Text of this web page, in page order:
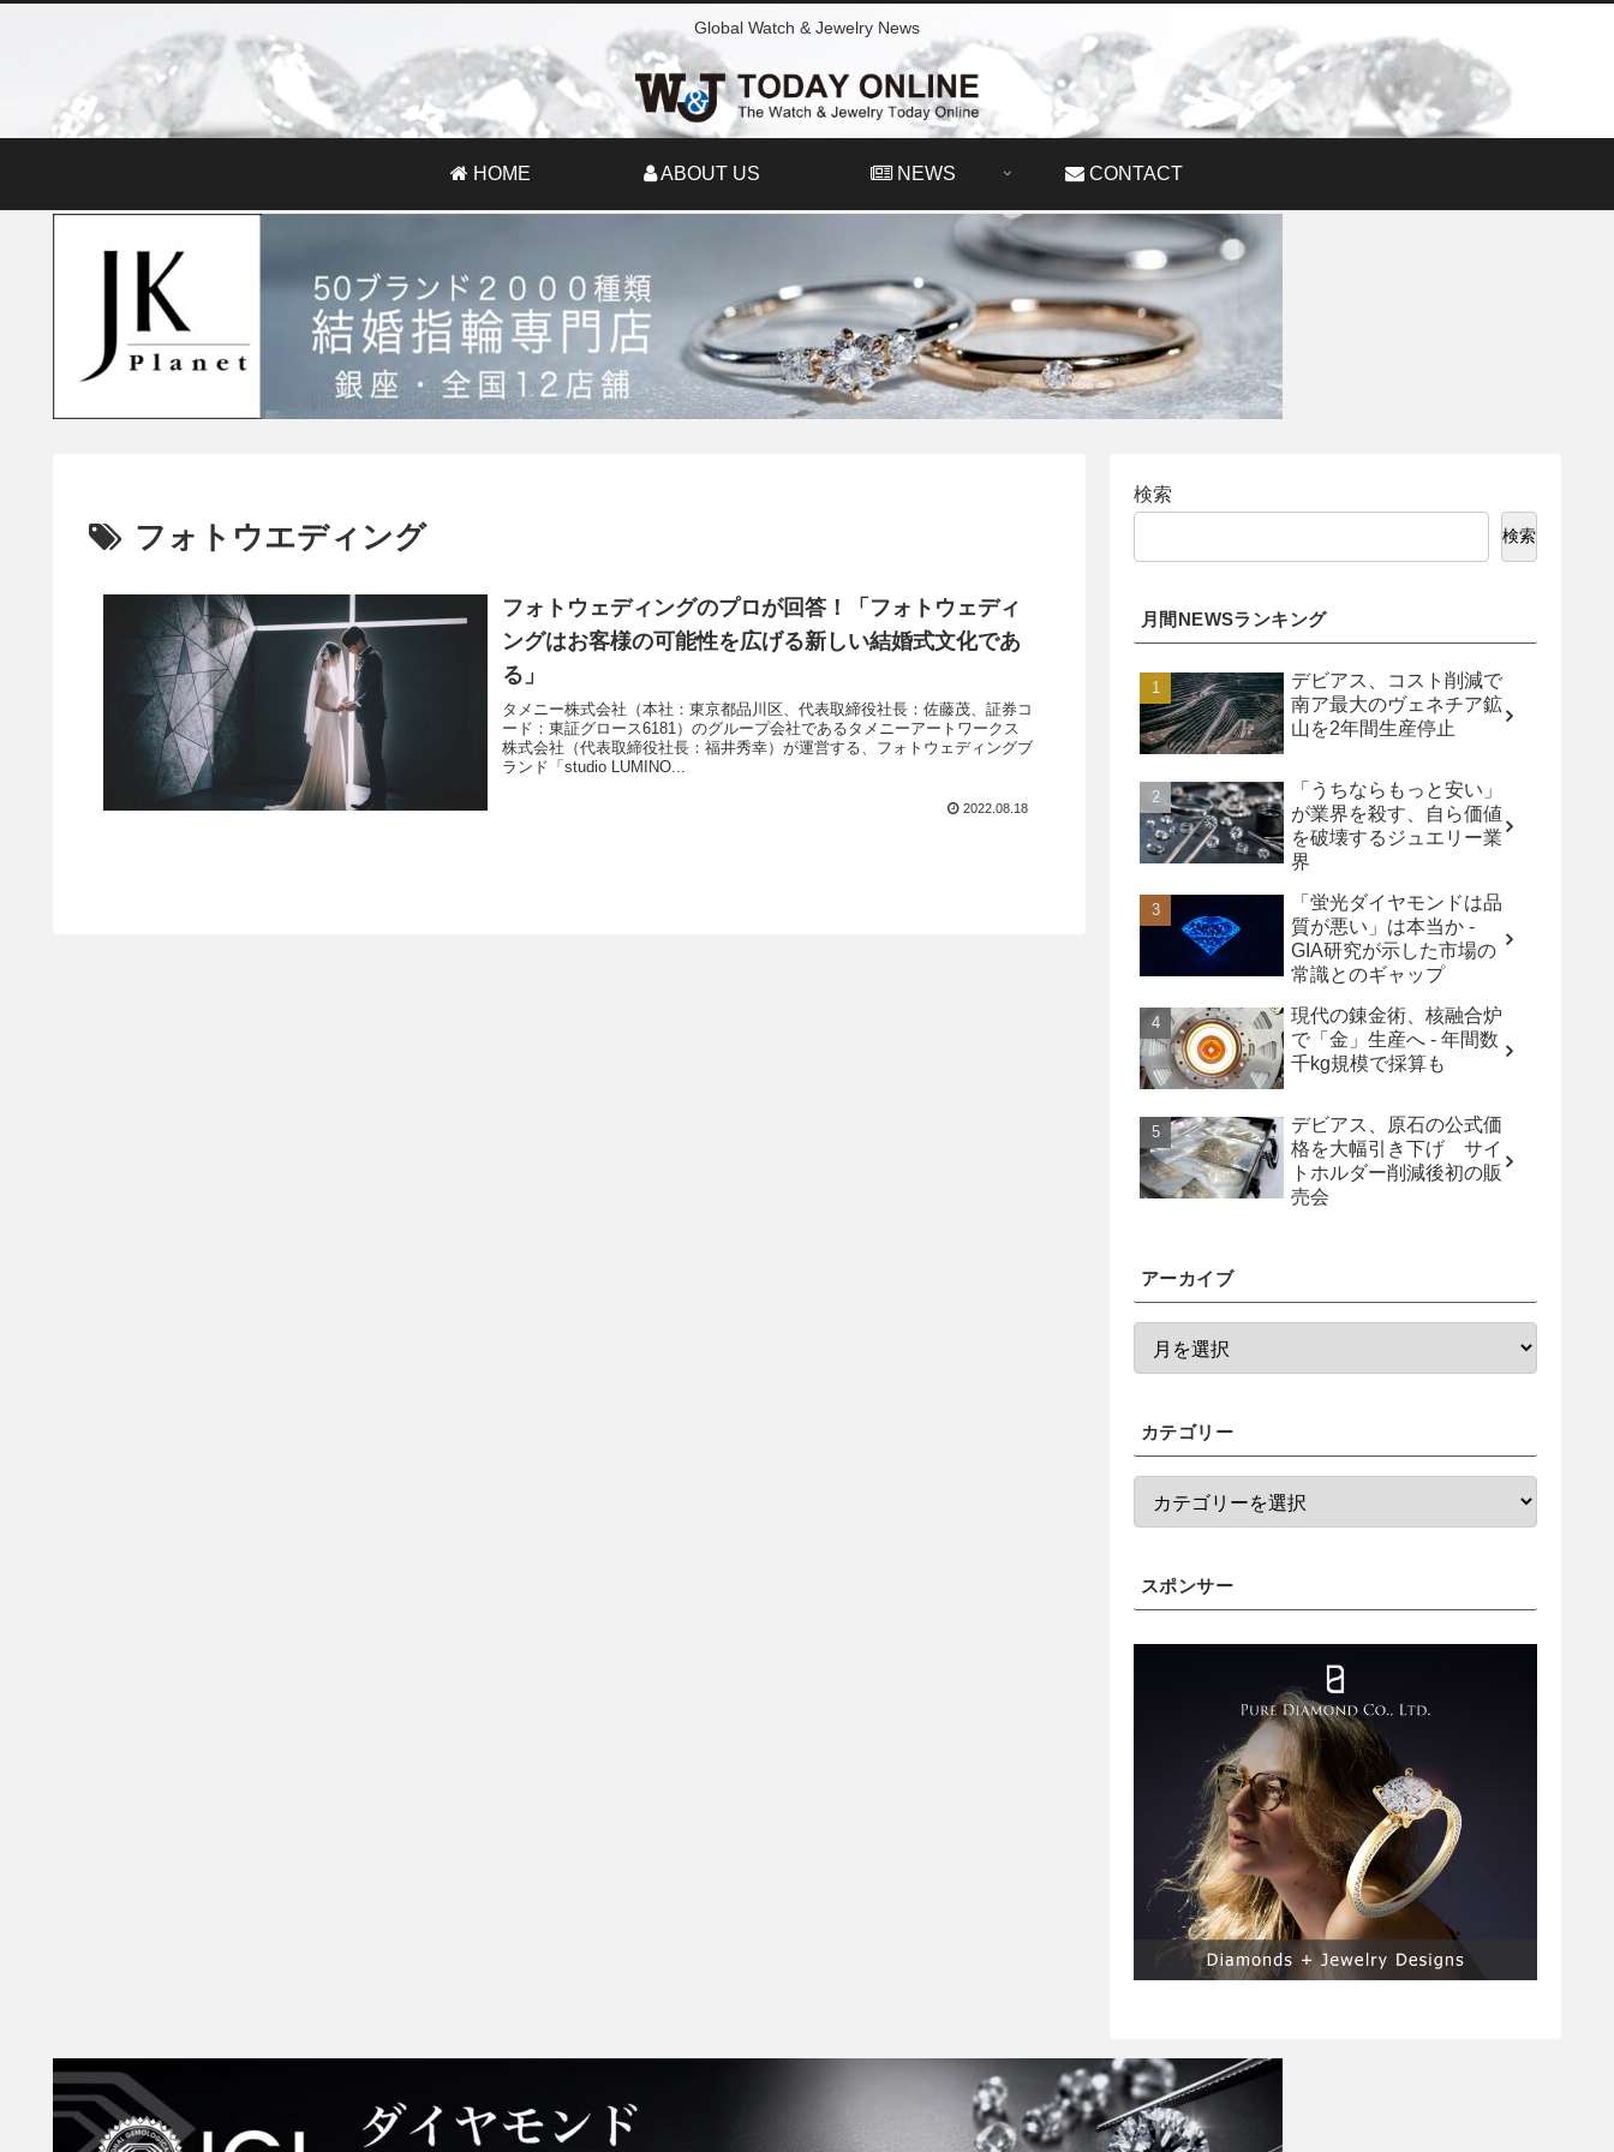
Global Watch & Jewelry News
HOME ABOUT US NEWS CONTACT
フォトウエディング
フォトウェディングのプロが回答！「フォトウェディ
ングはお客様の可能性を広げる新しい結婚式文化であ
る」
タメニー株式会社（本社：東京都品川区、代表取締役社長：佐藤茂、証券コ
ード：東証グロース6181）のグループ会社であるタメニーアートワークス
株式会社（代表取締役社長：福井秀幸）が運営する、フォトウェディングブ
ランド「studio LUMINO...
2022.08.18
検索
検索
月間NEWSランキング
デビアス、コスト削減で
南ア最大のヴェネチア鉱
山を2年間生産停止
「うちならもっと安い」
が業界を殺す、自ら価値
を破壊するジュエリー業
界
「蛍光ダイヤモンドは品
質が悪い」は本当か -
GIA研究が示した市場の
常識とのギャップ
現代の錬金術、核融合炉
で「金」生産へ - 年間数
千kg規模で採算も
デビアス、原石の公式価
格を大幅引き下げ サイ
トホルダー削減後初の販
売会
アーカイブ
カテゴリー
スポンサー